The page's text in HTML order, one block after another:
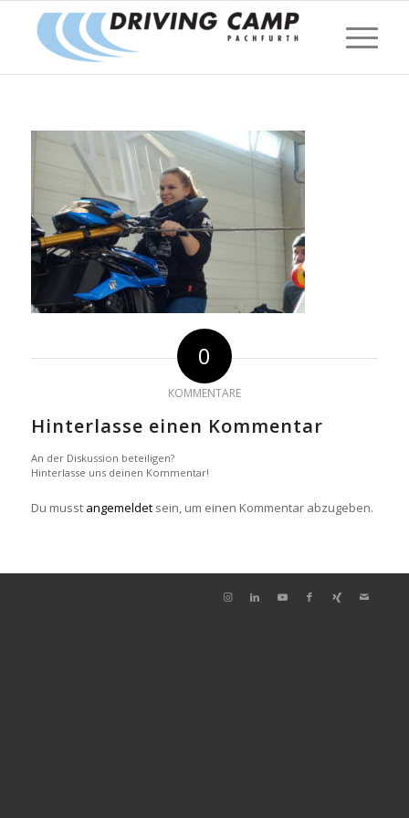
0
KOMMENTARE
Hinterlasse einen Kommentar
An der Diskussion beteiligen?
Hinterlasse uns deinen Kommentar!
Du musst angemeldetsein, um einen Kommentar abzugeben.